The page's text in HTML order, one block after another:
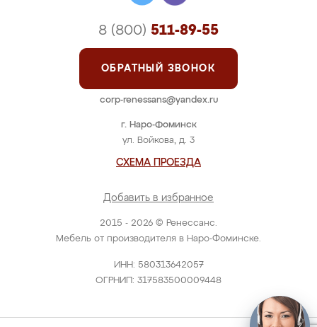
2015 - 2026 © Ренессанс.
Мебель от производителя в Наро-Фоминске.
ИНН: 580313642057
ОГРНИП: 317583500009448
г. Наро-Фоминск
ул. Войкова, д. 3
СХЕМА ПРОЕЗДА
Добавить в избранное
8 (800) 511-89-55
ОБРАТНЫЙ ЗВОНОК
corp-renessans@yandex.ru